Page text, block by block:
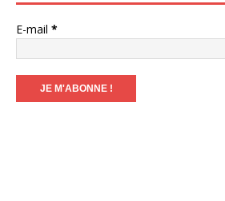
E-mail *